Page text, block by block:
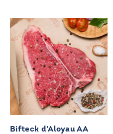
Bifteck d’Aloyau AA